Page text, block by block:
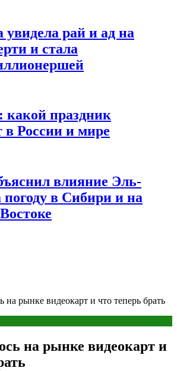
рай и ад на
и стала
какой праздник
в России и мире
влияние Эль-
в Сибири и на
на рынке видеокарт и что теперь брать
на рынке видеокарт и